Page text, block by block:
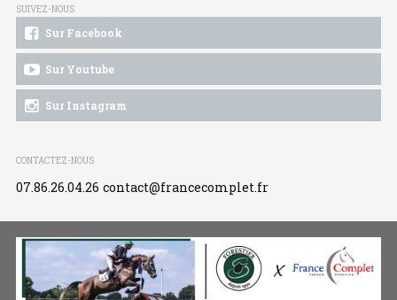
SUIVEZ-NOUS
Sur Facebook
Sur Youtube
Sur Instagram
CONTACTEZ-NOUS
07.86.26.04.26 contact@francecomplet.fr